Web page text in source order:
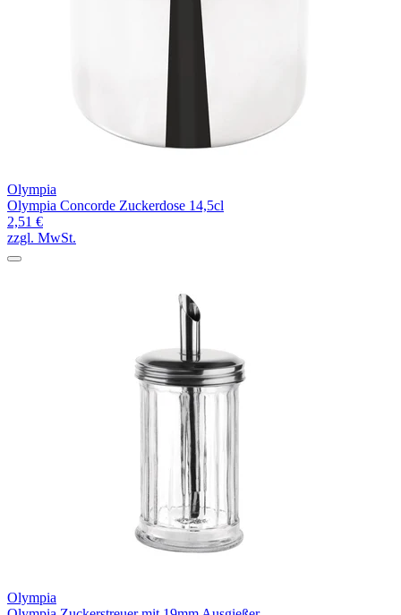
Olympia
Olympia Concorde Zuckerdose 14,5cl
2,51 €
zzgl. MwSt.
Olympia